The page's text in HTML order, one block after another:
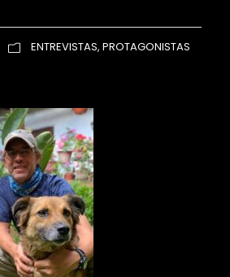
ENTREVISTAS, PROTAGONISTAS